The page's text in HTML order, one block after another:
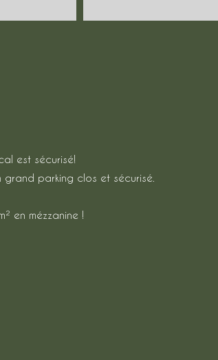
est sécurisé!
grand parking clos et sécurisé.
en mézzanine !